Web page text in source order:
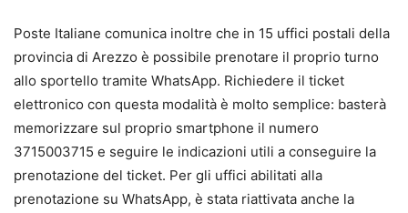
Poste Italiane comunica inoltre che in 15 uffici postali della
provincia di Arezzo è possibile prenotare il proprio turno
allo sportello tramite WhatsApp. Richiedere il ticket
elettronico con questa modalità è molto semplice: basterà
memorizzare sul proprio smartphone il numero
3715003715 e seguire le indicazioni utili a conseguire la
prenotazione del ticket. Per gli uffici abilitati alla
prenotazione su WhatsApp, è stata riattivata anche la